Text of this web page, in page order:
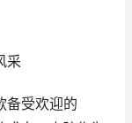
采
备受欢迎的